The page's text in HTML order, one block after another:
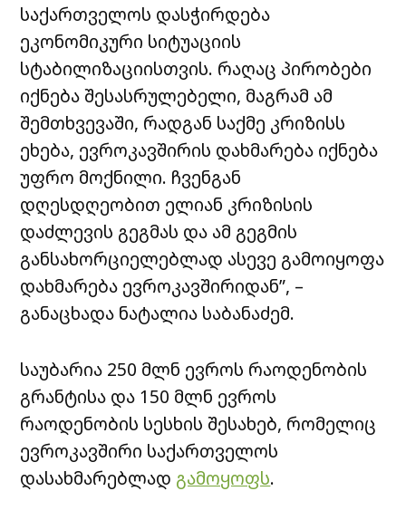
საქართველოს დასჭირდება
ეკონომიკური სიტუაციის
სტაბილიზაციისთვის. რაღაც პირობები
იქნება შესასრულებელი, მაგრამ ამ
შემთხვევაში, რადგან საქმე კრიზისს
ეხება, ევროკავშირის დახმარება იქნება
უფრო მოქნილი. ჩვენგან
დღესდღეობით ელიან კრიზისის
დაძლევის გეგმას და ამ გეგმის
განსახორციელებლად ასევე გამოიყოფა
დახმარება ევროკავშირიდან”, –
განაცხადა ნატალია საბანაძემ.
საუბარია 250 მლნ ევროს რაოდენობის
გრანტისა და 150 მლნ ევროს
რაოდენობის სესხის შესახებ, რომელიც
ევროკავშირი საქართველოს
დასახმარებლად გამოყოფს.